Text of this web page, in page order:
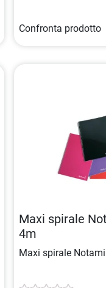
Confronta prodotto
Maxi spirale
4m
Maxi spirale